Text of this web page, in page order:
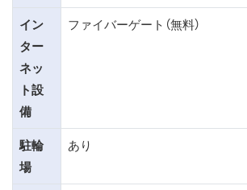
イン
ター
ネッ
ト設
備
ファイバーゲート（無料）
駐輪
場
あり